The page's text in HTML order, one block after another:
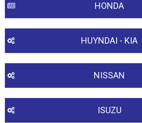
HONDA
HUYNDAI - KIA
NISSAN
ISUZU